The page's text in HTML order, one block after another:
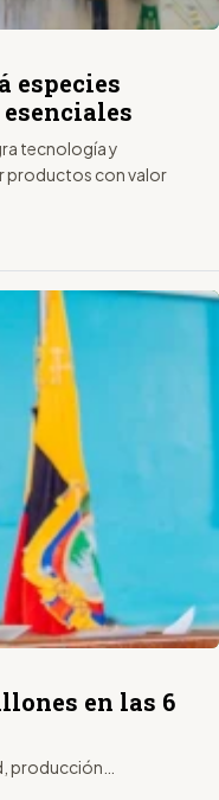
especies
tecnología y
productos con valor
en las 6
producción…